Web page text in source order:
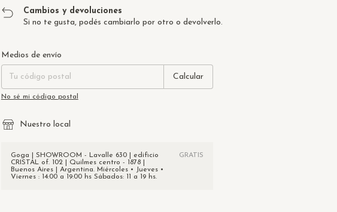
Cambios y devoluciones
Si no te gusta, podés cambiarlo por otro o devolverlo.
Entregas para el CP:
Medios de envío
Calcular
No sé mi código postal
Nuestro local
Goga | SHOWROOM - Lavalle 630 | edificio
CRISTAL of. 102 | Quilmes centro - 1878 |
Buenos Aires | Argentina. Miércoles • Jueves •
Viernes : 14:00 a 19:00 hs Sábados: 11 a 19 hs.
GRATIS